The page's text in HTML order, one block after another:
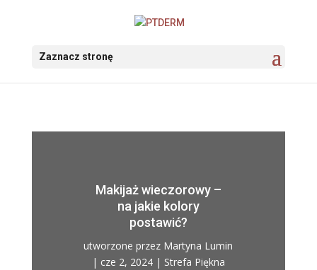
Zaznacz stronę
Makijaż wieczorowy –
na jakie kolory
postawić?
utworzone przez Martyna Lumin
| cze 2, 2024| Strefa Piękna